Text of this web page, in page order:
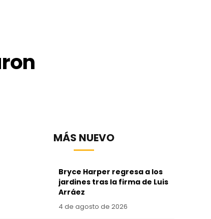
MÁS NUEVO
Bryce Harper regresa a los
jardines tras la firma de Luis
Arráez
4 de agosto de 2026